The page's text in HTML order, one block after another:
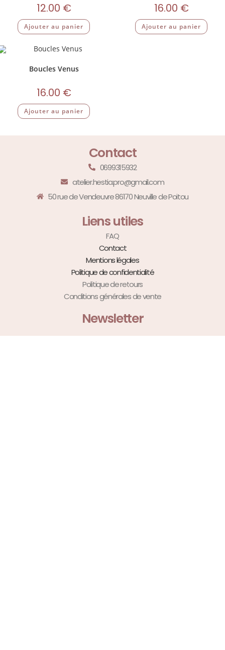
12.00 €
Ajouter au panier
16.00 €
Ajouter au panier
Boucles Venus
16.00 €
Ajouter au panier
Contact
0699315932
atelier.hestia.pro@gmail.com
50 rue de Vendeuvre 86170 Neuville de Poitou
Liens utiles
FAQ
Contact
Mentions légales
Politique de confidentialité
Politique de retours
Conditions générales de vente
Newsletter